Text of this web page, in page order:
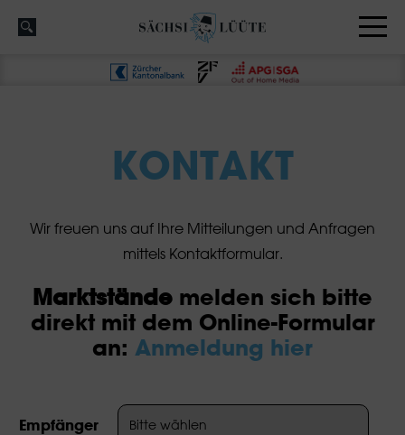
KONTAKT
Wir freuen uns auf Ihre Mitteilungen und Anfragen
mittels Kontaktformular.
Marktstände melden sich bitte
direkt mit dem Online-Formular
an: Anmeldung hier
Empfänger